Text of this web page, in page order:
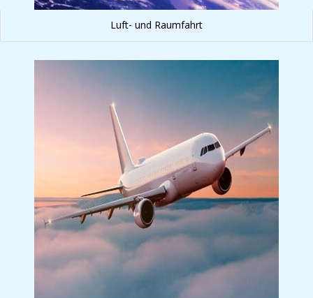
Luft- und Raumfahrt